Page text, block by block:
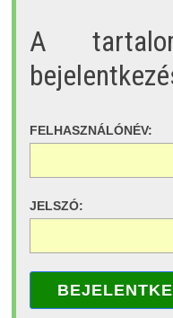
A
FELHASZNÁLÓNÉV:
JELSZÓ: